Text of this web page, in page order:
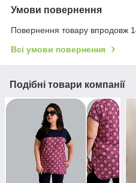
Умови повернення
Повернення товару впродовж
Всі умови повернення
Подібні товари компанії